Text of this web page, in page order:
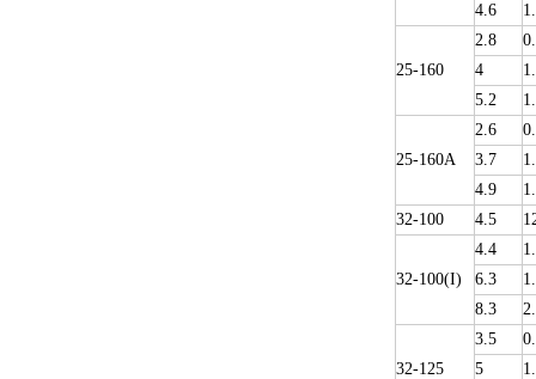
4.6
25-160
2.8
4
5.2
25-160A
2.6
3.7
4.9
32-100
4.5
32-100(I)
4.4
6.3
8.3
32-125
3.5
5